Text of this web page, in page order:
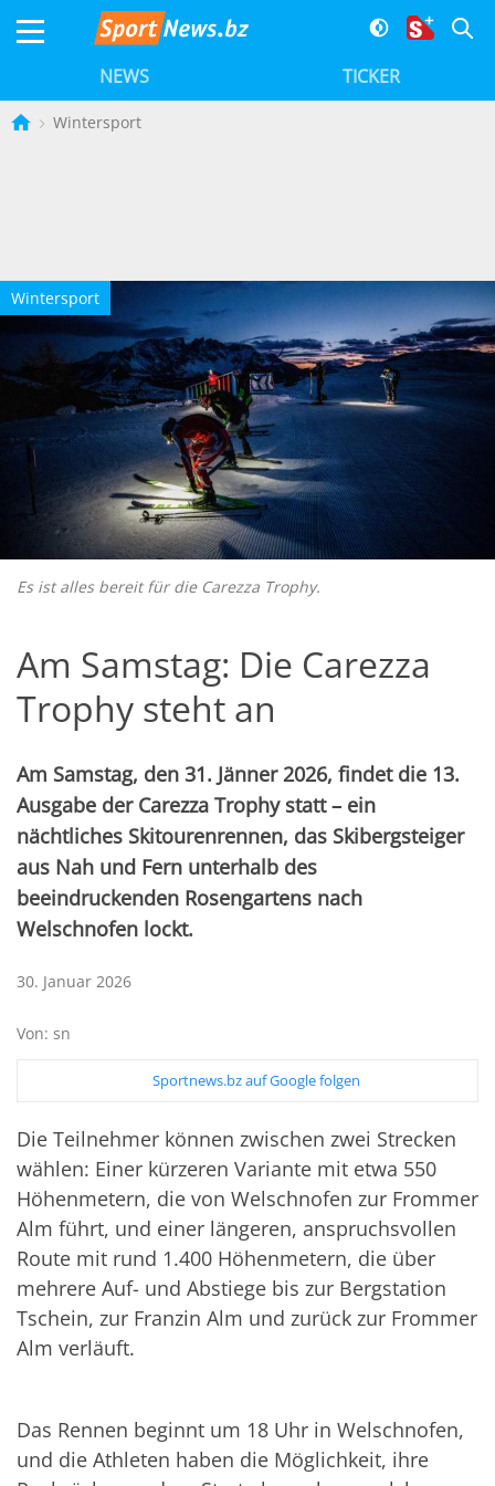
NEWS TICKER
Wintersport
Wintersport
Es ist alles bereit für die Carezza Trophy.
Am Samstag: Die Carezza
Trophy steht an
Am Samstag, den 31. Jänner 2026, findet die 13.
Ausgabe der Carezza Trophy statt – ein
nächtliches Skitourenrennen, das Skibergsteiger
aus Nah und Fern unterhalb des
beeindruckenden Rosengartens nach
Welschnofen lockt.
30. Januar 2026
Von: sn
Sportnews.bz auf Google folgen
Die Teilnehmer können zwischen zwei Strecken
wählen: Einer kürzeren Variante mit etwa 550
Höhenmetern, die von Welschnofen zur Frommer
Alm führt, und einer längeren, anspruchsvollen
Route mit rund 1.400 Höhenmetern, die über
mehrere Auf- und Abstiege bis zur Bergstation
Tschein, zur Franzin Alm und zurück zur Frommer
Alm verläuft.
Das Rennen beginnt um 18 Uhr in Welschnofen,
und die Athleten haben die Möglichkeit, ihre